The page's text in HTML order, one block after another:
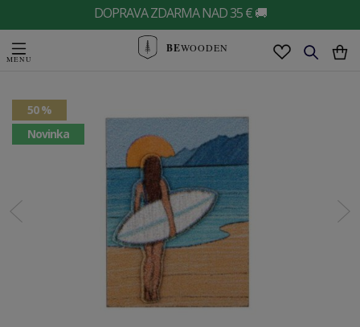
DOPRAVA ZDARMA NAD 35 € 🚚
BEWOODEN
50 %
Novinka